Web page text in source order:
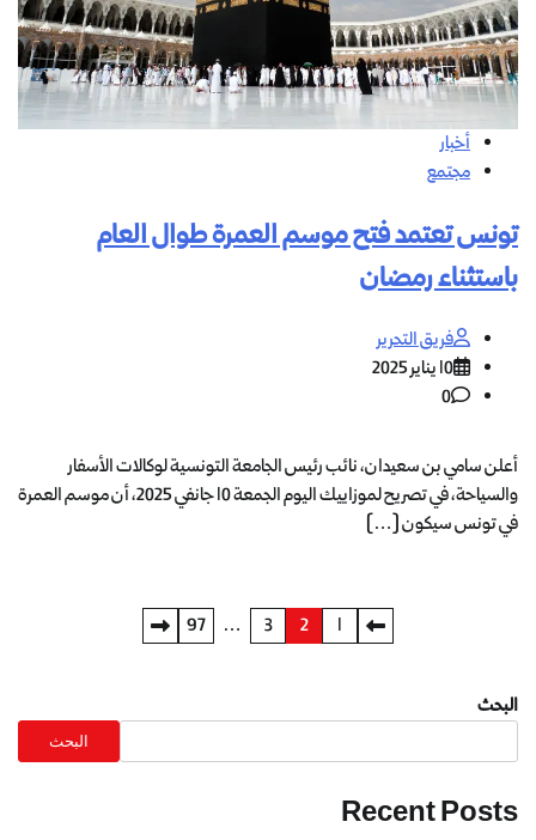
أخبار
مجتمع
تونس تعتمد فتح موسم العمرة طوال العام
باستثناء رمضان
فريق التحرير
10 يناير 2025
0
أعلن سامي بن سعيدان، نائب رئيس الجامعة التونسية لوكالات الأسفار
والسياحة، في تصريح لموزاييك اليوم الجمعة 10 جانفي 2025، أن موسم العمرة
في تونس سيكون […]
1
2
3
…
97
البحث
البحث
Recent Posts